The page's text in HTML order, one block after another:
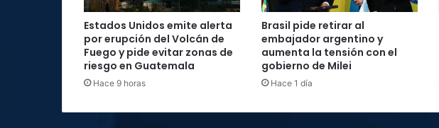
Estados Unidos emite alerta
por erupción del Volcán de
Fuego y pide evitar zonas de
riesgo en Guatemala
Hace 9 horas
Brasil pide retirar al
embajador argentino y
aumenta la tensión con el
gobierno de Milei
Hace 1 día